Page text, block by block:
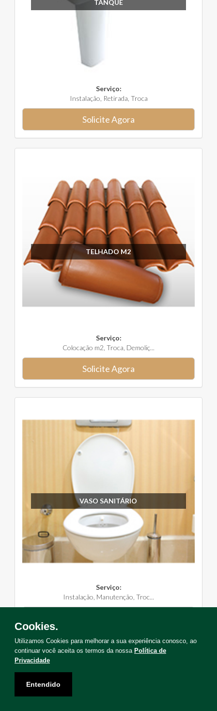
TANQUE
Serviço:
Instalação, Retirada, Troca
Solicite Agora
TELHADO M2
Serviço:
Colocação m2, Troca, Demoliç...
Solicite Agora
VASO SANITÁRIO
Serviço:
Instalação, Manutenção, Troc...
Solicite uma visita para levantamento de serviços!
Cookies.
Utilizamos Cookies para melhorar a sua experiência conosco, ao
continuar você aceita os termos da nossa Política de
Privacidade
Entendido